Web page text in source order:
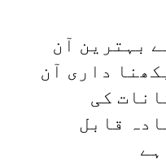
بہترین آن
داری آن
کی
قابل